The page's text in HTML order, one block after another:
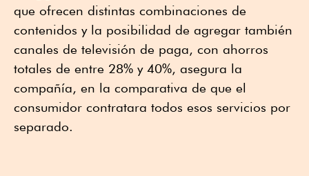
que ofrecen distintas combinaciones de
contenidos y la posibilidad de agregar también
canales de televisión de paga, con ahorros
totales de entre 28% y 40%, asegura la
compañía, en la comparativa de que el
consumidor contratara todos esos servicios por
separado.